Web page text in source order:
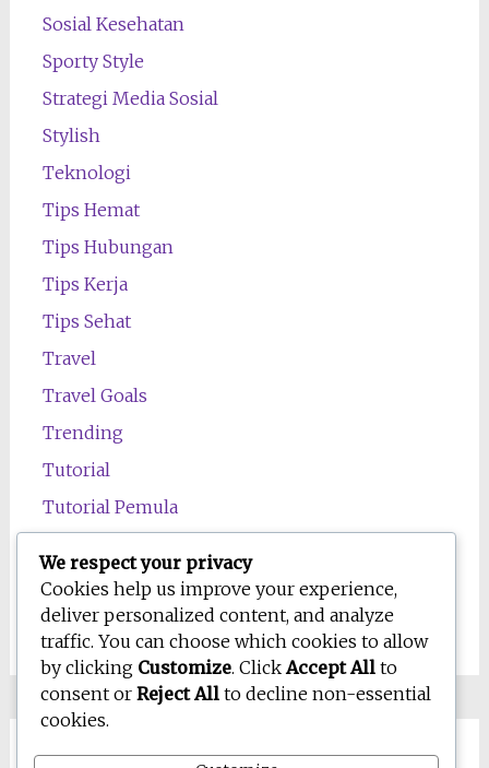
Sosial Kesehatan
Sporty Style
Strategi Media Sosial
Stylish
Teknologi
Tips Hemat
Tips Hubungan
Tips Kerja
Tips Sehat
Travel
Travel Goals
Trending
Tutorial
Tutorial Pemula
Wawasan
Wellness
We respect your privacy
Cookies help us improve your experience,
deliver personalized content, and analyze
traffic. You can choose which cookies to allow
by clicking Customize. ClickAccept All to
consent or Reject All to decline non-essential
cookies.